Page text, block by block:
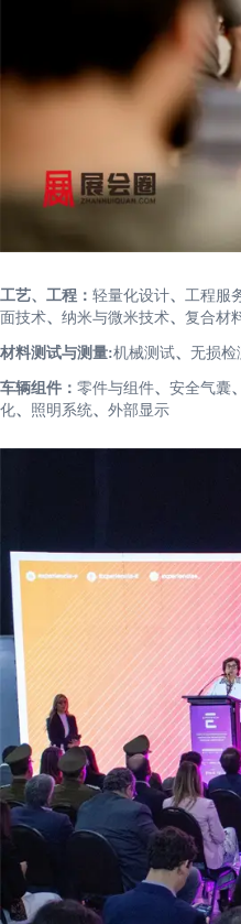
工艺、工程： 轻量化设计、 工程服
面技术、 纳米与微米技术、 复合材
材料测试与测量:机械测试、 无损检
车辆组件： 零件与组件、 安全气囊、
化、 照明系统、 外部显示